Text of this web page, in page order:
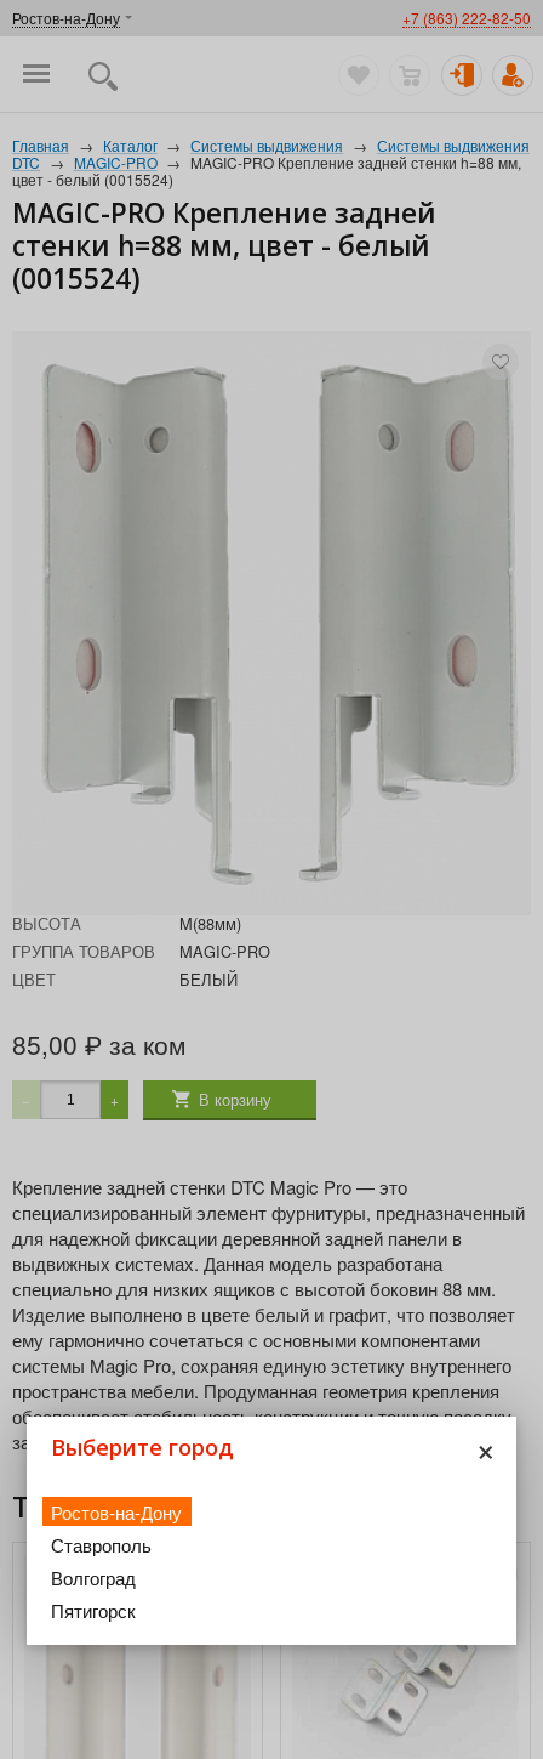
Ростов-на-Дону +7 (863) 222-82-50
Главная → Каталог → Системы выдвижения → Системы выдвижения
DTC → MAGIC-PRO → MAGIC-PRO Крепление задней стенки h=88 мм,
цвет - белый (0015524)
MAGIC-PRO Крепление задней
стенки h=88 мм, цвет - белый
(0015524)
HT11031, E29
ВЫСОТА
M(88мм)
ГРУППА ТОВАРОВ
MAGIC-PRO
ЦВЕТ
БЕЛЫЙ
85,00 ₽ за ком
− + В корзину
Крепление задней стенки DTC Magic Pro — это
специализированный элемент фурнитуры, предназначенный
для надежной фиксации деревянной задней панели в
выдвижных системах. Данная модель разработана
специально для низких ящиков с высотой боковин 88 мм.
Изделие выполнено в цвете белый и графит, что позволяет
ему гармонично сочетаться с основными компонентами
системы Magic Pro, сохраняя единую эстетику внутреннего
пространства мебели. Продуманная геометрия крепления
обеспечивает стабильность конструкции и точную посадку
задней стенки без зазоров и люфтов.
Товары из этой категории
×
Выберите город
Ростов-на-Дону
Ставрополь
Волгоград
Пятигорск